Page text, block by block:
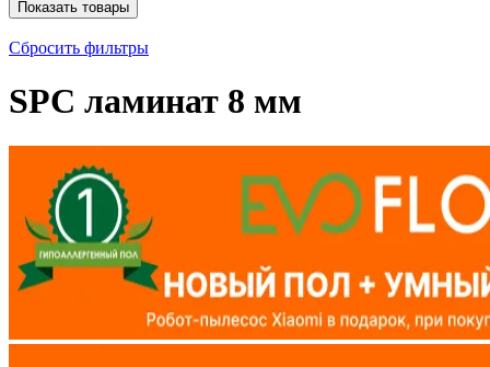
Показать товары
Сбросить фильтры
SPC ламинат 8 мм